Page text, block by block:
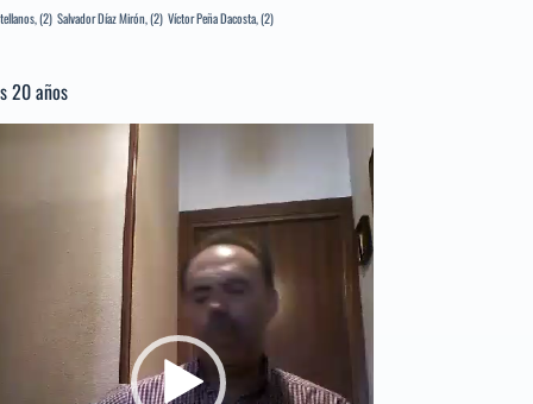
(2) Salvador Díaz Mirón,(2) Víctor Peña Dacosta,(2)
20 años